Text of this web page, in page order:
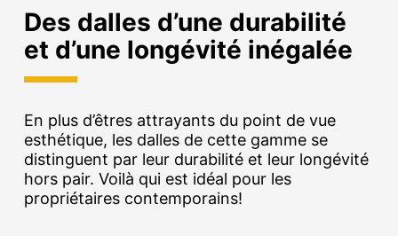
Des dalles d’une durabilité
et d’une longévité inégalée
En plus d’êtres attrayants du point de vue
esthétique, les dalles de cette gamme se
distinguent par leur durabilité et leur longévité
hors pair. Voilà qui est idéal pour les
propriétaires contemporains!